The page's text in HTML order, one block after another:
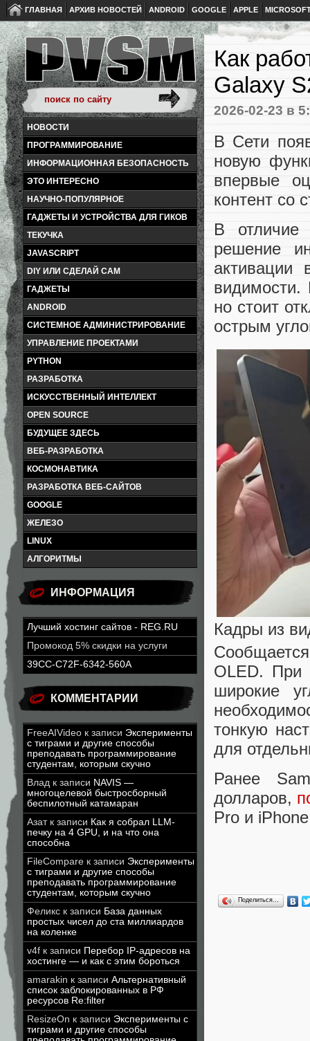
ГЛАВНАЯ АРХИВ НОВОСТЕЙ ANDROID GOOGLE APPLE
НОВОСТИ
ПРОГРАММИРОВАНИЕ
ИНФОРМАЦИОННАЯ БЕЗОПАСНОСТЬ
ЭТО ИНТЕРЕСНО
НАУЧНО-ПОПУЛЯРНОЕ
ГАДЖЕТЫ И УСТРОЙСТВА ДЛЯ ГИКОВ
ТЕКУЧКА
JAVASCRIPT
DIY ИЛИ СДЕЛАЙ САМ
ГАДЖЕТЫ
ANDROID
СИСТЕМНОЕ АДМИНИСТРИРОВАНИЕ
УПРАВЛЕНИЕ ПРОЕКТАМИ
PYTHON
РАЗРАБОТКА
ИСКУССТВЕННЫЙ ИНТЕЛЛЕКТ
OPEN SOURCE
БУДУЩЕЕ ЗДЕСЬ
ВЕБ-РАЗРАБОТКА
КОСМОНАВТИКА
РАЗРАБОТКА ВЕБ-САЙТОВ
GOOGLE
ЖЕЛЕЗО
LINUX
АЛГОРИТМЫ
ИНФОРМАЦИЯ
Лучший хостинг сайтов - REG.RU
Промокод 5% скидки на услуги
39CC-C72F-6342-560A
КОММЕНТАРИИ
FreeAIVideo к записи Эксперименты
с тиграми и другие способы
преподавать программирование
студентам, которым скучно
Влад к записи NAVIS —
многоцелевой быстросборный
беспилотный катамаран
Азатк записи Как я собрал LLM-
печку на 4 GPU, и на что она
способна
FileCompare к записи Эксперименты
с тиграми и другие способы
преподавать программирование
студентам, которым скучно
Феликс к записи База данных
простых чисел до ста миллиардов
на коленке
v4f к записи Перебор IP-адресов на
хостинге — и как с этим бороться
amarakin к записи Альтернативный
список заблокированных в РФ
ресурсов Re:filter
ResizeOn к записи Эксперименты с
тиграми и другие способы
Как
Galaxy
2026-02-23 в
В Сети
новую
впервые
контент со
В отличие
решение
активации
видимости.
но стоит
острым
Кадры из
OLED. При
широкие
тонкую
для
Ранее
долларов,
Pro и
Поделиться…